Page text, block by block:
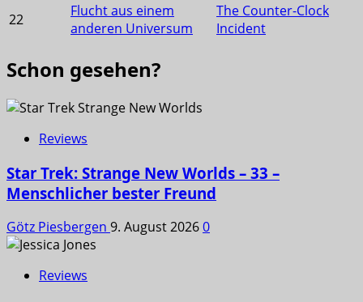
22
Flucht aus einem
anderen Universum
The Counter-Clock
Incident
Schon gesehen?
Reviews
Star Trek: Strange New Worlds – 33 –
Menschlicher bester Freund
Götz Piesbergen 9. August 20260
Reviews